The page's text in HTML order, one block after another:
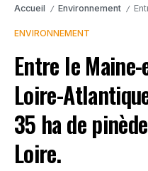
Accueil / Environnement / Entre
ENVIRONNEMENT
Entre le
Loire-
35 ha de
Loire.